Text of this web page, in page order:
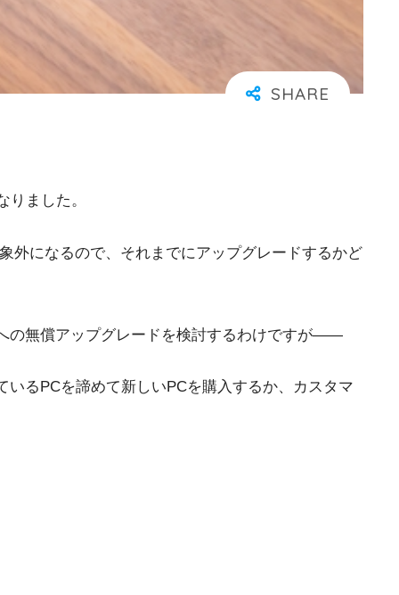
ました。
外になるので、それまでにアップグレードするかど
の無償アップグレードを検討するわけですが――
るPCを諦めて新しいPCを購入するか、カスタマ